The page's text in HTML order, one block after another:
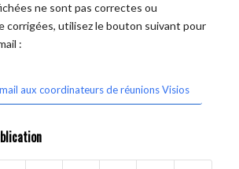
ne sont pas correctes ou
corrigées, utilisez le bouton suivant pour
:
aux coordinateurs de réunions Visios